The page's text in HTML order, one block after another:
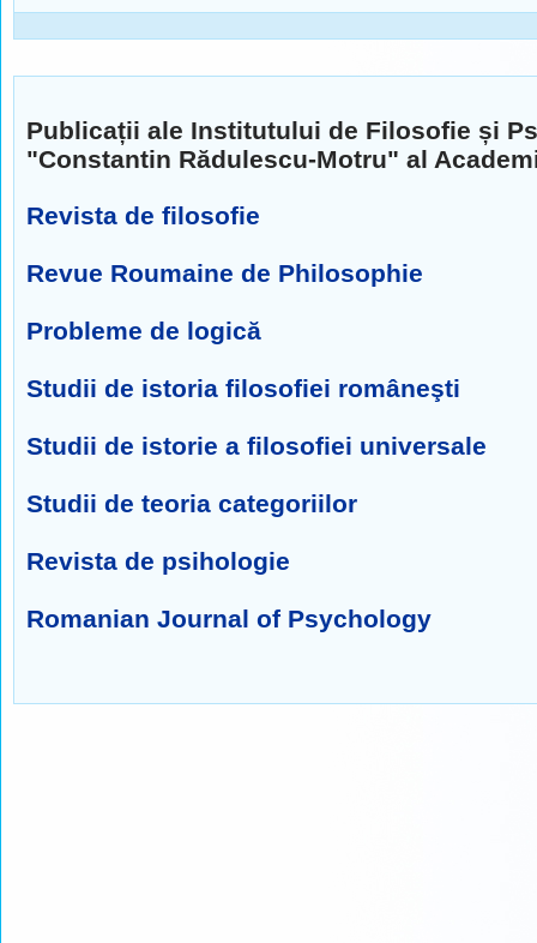
Publicații ale Institutului de Filosofie și
"Constantin Rădulescu-Motru" al
Revista de filosofie
Revue Roumaine de Philosophie
Probleme de logică
Studii de istoria filosofiei româneşti
Studii de istorie a filosofiei universale
Studii de teoria categoriilor
Revista de psihologie
Romanian Journal of Psychology